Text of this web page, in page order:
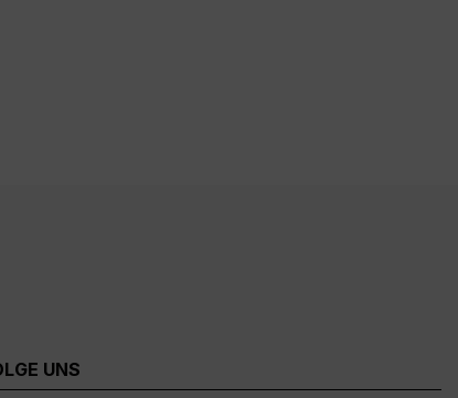
UNS